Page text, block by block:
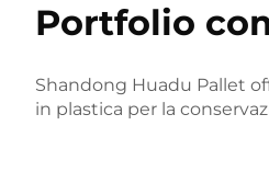
Portfolio
Shandong Huadu Pallet
in plastica per la